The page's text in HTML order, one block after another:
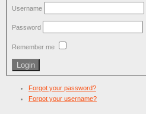
Username
Password
Remember me
Forgot your password?
Forgot your username?